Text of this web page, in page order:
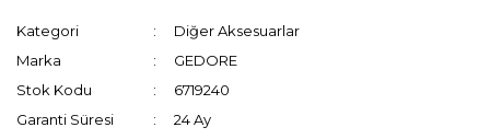
Kategori
Diğer Aksesuarlar
Marka
GEDORE
Stok Kodu
6719240
Garanti Süresi
24 Ay